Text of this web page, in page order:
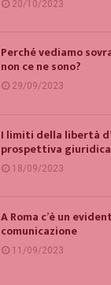
20/10/2023
Perché vediamo
non ce ne sono?
29/09/2023
I limiti della libertà
prospettiva giuridica
18/09/2023
A Roma c’è un
comunicazione
11/09/2023